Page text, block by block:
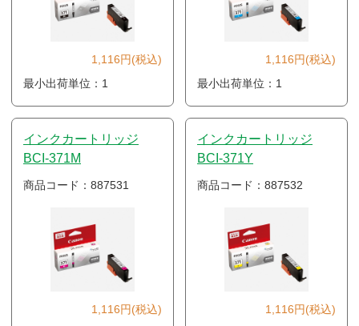
1,116円(税込)
最小出荷単位：1
1,116円(税込)
最小出荷単位：1
インクカートリッジ
BCI-371M
商品コード：887531
1,116円(税込)
インクカートリッジ
BCI-371Y
商品コード：887532
1,116円(税込)